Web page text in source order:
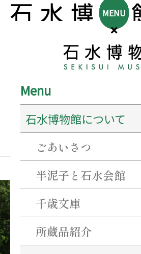
MENU
Menu
石水博物館について
ごあいさつ
半泥子と石水会館
千歳文庫
所蔵品紹介
2022年7月
当
施
設
に